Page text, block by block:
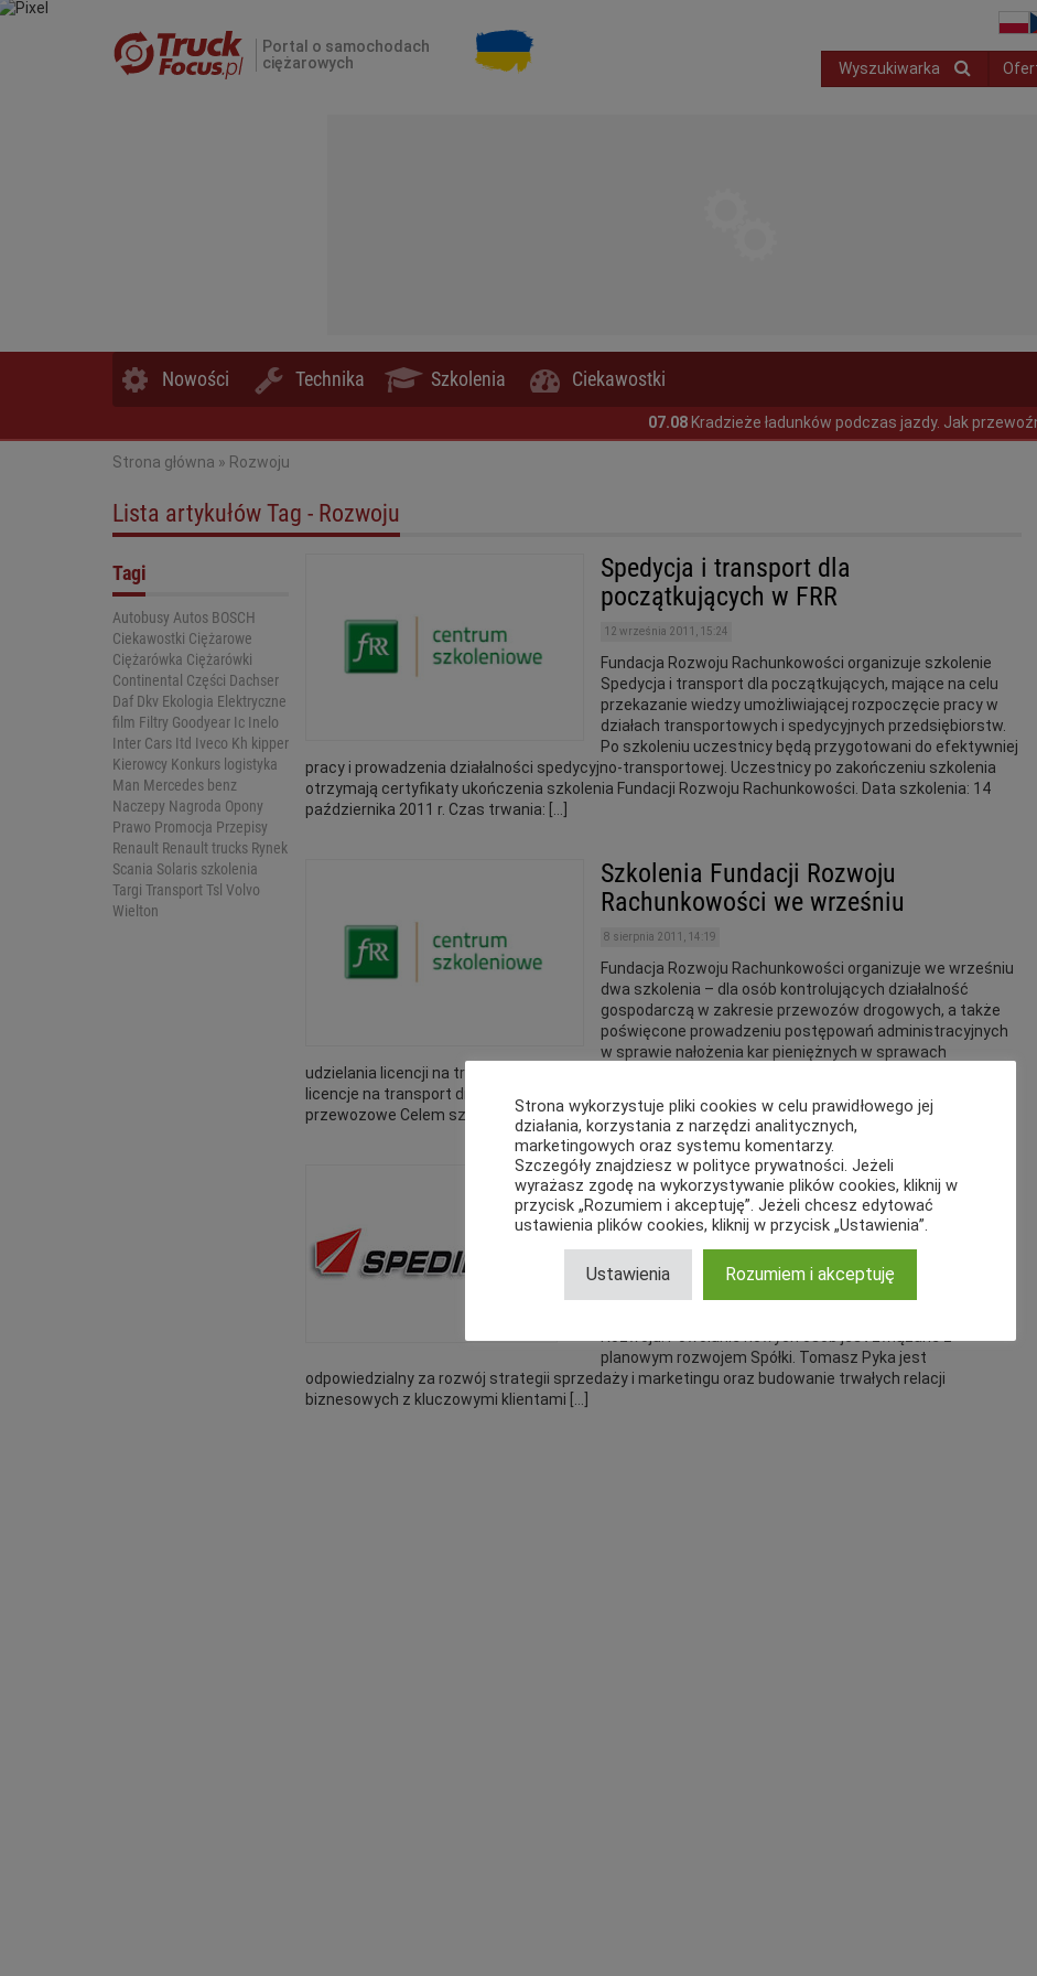
Portal o samochodach
ciężarowych
Wyszukiwarka
Nowości Technika Szkolenia Ciekawostki
Kradzieże ładunków podczas jazdy. Jak przewoźnicy
Strona główna » Rozwoju
Lista artykułów Tag - Rozwoju
Tagi
Autobusy Autos BOSCH
Ciekawostki Ciężarowe
Ciężarówka Ciężarówki
Continental Części Dachser
Daf Dkv Ekologia Elektryczne
film Filtry Goodyear Ic Inelo
Inter Cars Itd Iveco Kh kipper
Kierowcy Konkurs logistyka
Man Mercedes benz
Naczepy Nagroda Opony
Prawo Promocja Przepisy
Renault Renault trucks Rynek
Scania Solaris szkolenia
Targi TransportTsl Volvo
Wielton
Spedycja i transport dla
początkujących w FRR
12 września 2011, 15:24
Fundacja Rozwoju Rachunkowości organizuje szkolenie
Spedycja i transport dla początkujących, mające na celu
przekazanie wiedzy umożliwiającej rozpoczęcie pracy w
działach transportowych i spedycyjnych przedsiębiorstw.
Po szkoleniu uczestnicy będą przygotowani do efektywniej
pracy i prowadzenia działalności spedycyjno-transportowej. Uczestnicy po zakończeniu szkolenia
otrzymają certyfikaty ukończenia szkolenia Fundacji Rozwoju Rachunkowości. Data szkolenia: 14
października 2011 r. Czas trwania: […]
Szkolenia Fundacji Rozwoju
Rachunkowości we wrześniu
8 sierpnia 2011, 14:19
Fundacja Rozwoju Rachunkowości organizuje we wrześniu
dwa szkolenia – dla osób kontrolujących działalność
gospodarczą w zakresie przewozów drogowych, a także
poświęcone prowadzeniu postępowań administracyjnych
w sprawie nałożenia kar pieniężnych w sprawach
udzielania licencji na transport drogowy dla pracowników urzędów samorządowych wydających
licencje na transport drogowy. Kontrola przewoźników przez organy wydające uprawnienia
przewozowe Celem szkolenia jest […]
Nowe osoby w kadrze zarządzającej
Spedimex Sp. z o.o.
Do kadry zarządzającej Spedimex Sp. z o.o. dołączyli dwaj
planowym rozwojem Spółki. Tomasz Pyka jest
odpowiedzialny za rozwój strategii sprzedaży i marketingu oraz budowanie trwałych relacji
biznesowych z kluczowymi klientami […]
Strona wykorzystuje pliki cookies w celu prawidłowego jej
działania, korzystania z narzędzi analitycznych,
marketingowych oraz systemu komentarzy.
Szczegóły znajdziesz w polityce prywatności. Jeżeli
wyrażasz zgodę na wykorzystywanie plików cookies, kliknij w
przycisk „Rozumiem i akceptuję”. Jeżeli chcesz edytować
ustawienia plików cookies, kliknij w przycisk „Ustawienia”.
Ustawienia Rozumiem i akceptuję